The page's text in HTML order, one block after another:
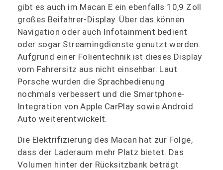
gibt es auch im Macan E ein ebenfalls 10,9 Zoll
großes Beifahrer-Display. Über das können
Navigation oder auch Infotainment bedient
oder sogar Streamingdienste genutzt werden.
Aufgrund einer Folientechnik ist dieses Display
vom Fahrersitz aus nicht einsehbar. Laut
Porsche wurden die Sprachbedienung
nochmals verbessert und die Smartphone-
Integration von Apple CarPlay sowie Android
Auto weiterentwickelt.
Die Elektrifizierung des Macan hat zur Folge,
dass der Laderaum mehr Platz bietet. Das
Volumen hinter der Rücksitzbank beträgt